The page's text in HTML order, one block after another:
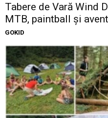
Tabere de Vară Wind
MTB, paintball și
GOKID